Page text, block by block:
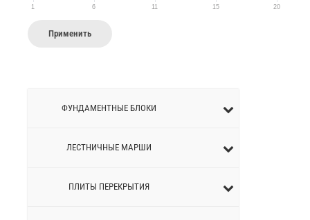
1 6 11 15 20
Применить
ФУНДАМЕНТНЫЕ БЛОКИ
ЛЕСТНИЧНЫЕ МАРШИ
ПЛИТЫ ПЕРЕКРЫТИЯ